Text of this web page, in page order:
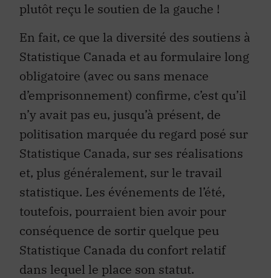
plutôt reçu le soutien de la gauche !
En fait, ce que la diversité des soutiens à
Statistique Canada et au formulaire long
obligatoire (avec ou sans menace
d’emprisonnement) confirme, c’est qu’il
n’y avait pas eu, jusqu’à présent, de
politisation marquée du regard posé sur
Statistique Canada, sur ses réalisations
et, plus généralement, sur le travail
statistique. Les événements de l’été,
toutefois, pourraient bien avoir pour
conséquence de sortir quelque peu
Statistique Canada du confort relatif
dans lequel le place son statut.